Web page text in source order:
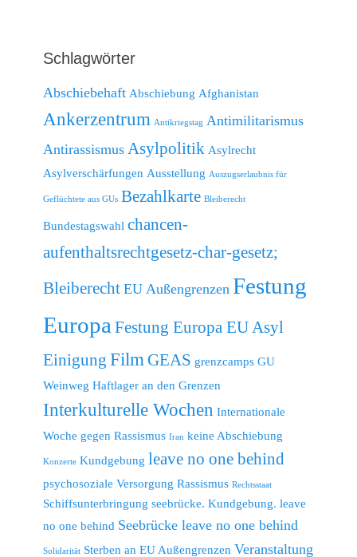
Schlagwörter
Abschiebehaft Abschiebung Afghanistan
Ankerzentrum Antikriegstag Antimilitarismus
Antirassismus Asylpolitik Asylrecht
Asylverschärfungen Ausstellung Auszugserlaubnis für
Geflüchtete aus GUs Bezahlkarte Bleiberecht
Bundestagswahl chancen-
aufenthaltsrechtgesetz-char-gesetz;
Bleiberecht EU Außengrenzen Festung
Europa Festung Europa EU Asyl
Einigung FilmGEAS grenzcamps GU
Weinweg Haftlager an den Grenzen
Interkulturelle Wochen Internationale
Woche gegen Rassismus Iran keine Abschiebung
Konzerte Kundgebung leave no one behind
psychosoziale Versorgung Rassismus Rechtsstaat
Schiffsunterbringung seebrücke. Kundgebung. leave
no one behind Seebrücke leave no one behind
Solidarität Sterben an EU Außengrenzen Veranstaltung